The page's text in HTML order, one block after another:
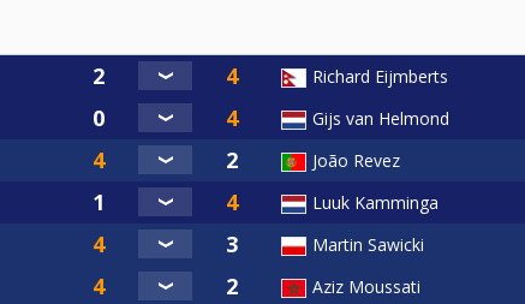
3 sets. 1 set 8-ball (race to 3) en 1 set 9-ball (race to 4)
set bepalen shootouts de winnaar.
van de Predator Pro Billiard Series.
Richard Eijmberts
Gijs van Helmond
João Revez
Luuk Kamminga
Martin Sawicki
Aziz Moussati